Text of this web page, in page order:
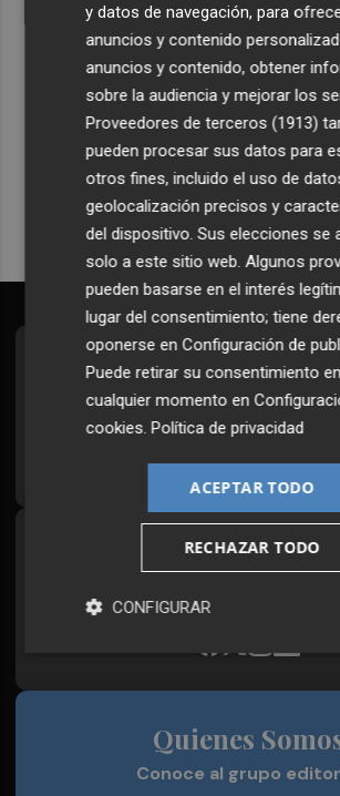
Recibe toda la
Plaza Podcast en tu
Quiero suscribirme
Suscríbete al
Todos los días a primera hora
¡Quiero suscribirme!
Síguenos en
Quienes
Conoce al grupo
y datos de navegación, para
anuncios y contenido
anuncios y contenido, obtener
sobre la audiencia y mejorar los
Proveedores de terceros (1913)
pueden procesar sus datos para
otros fines, incluido el uso de
geolocalización precisos y
del dispositivo. Sus elecciones se
solo a este sitio web. Algunos
pueden basarse en el interés
lugar del consentimiento; tiene
oponerse enConfiguración de
Puede retirar su consentimiento en
cualquier momento en
cookies .Política de privacidad
ACEPTAR TODO
RECHAZAR TODO
CONFIGURAR